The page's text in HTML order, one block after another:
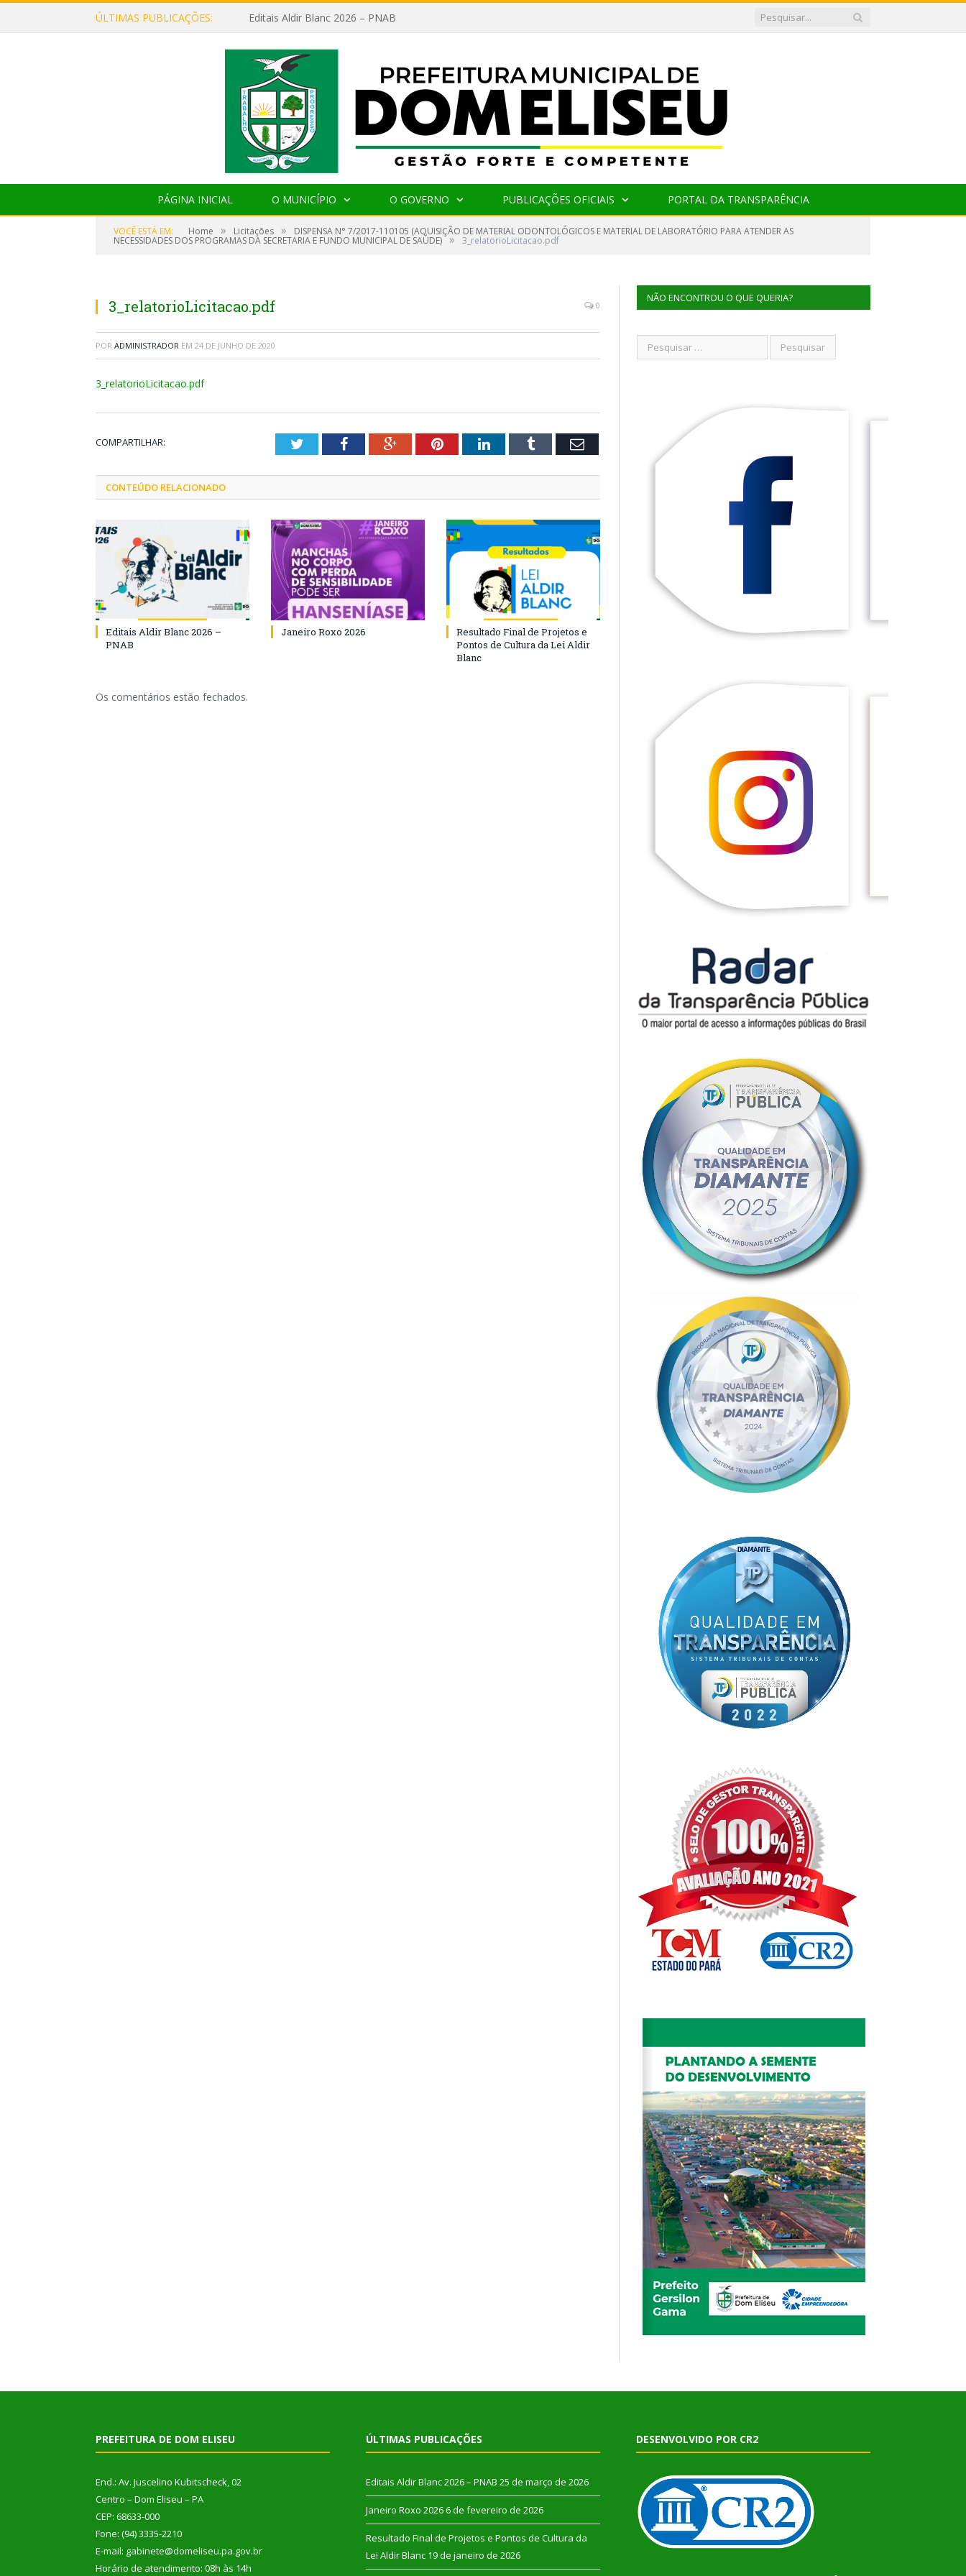
ÚLTIMAS PUBLICAÇÕES: Editais Aldir Blanc 2026 – PNAB
PÁGINA INICIAL O MUNICÍPIO O GOVERNO PUBLICAÇÕES OFICIAIS PORTAL DA TRANSPARÊNCIA
VOCÊ ESTÁ EM: Home » Licitações » DISPENSA N° 7/2017-110105 (AQUISIÇÃO DE MATERIAL ODONTOLÓGICOS E MATERIAL DE LABORATÓRIO PARA ATENDER AS
NECESSIDADES DOS PROGRAMAS DA SECRETARIA E FUNDO MUNICIPAL DE SAÚDE) » 3_relatorioLicitacao.pdf
3_relatorioLicitacao.pdf 0
POR ADMINISTRADOR EM 24 DE JUNHO DE 2020
3_relatorioLicitacao.pdf
COMPARTILHAR: TwitterFacebookGoogle+PinterestLinkedInTumblr Email
CONTEÚDO RELACIONADO
Editais Aldir Blanc 2026 –
PNAB
Janeiro Roxo 2026
Resultado Final de Projetos e
Pontos de Cultura da Lei Aldir
Blanc
Os comentários estão fechados.
NÃO ENCONTROU O QUE QUERIA?
PREFEITURA DE DOM ELISEU
End.: Av. Juscelino Kubitscheck, 02
Centro – Dom Eliseu – PA
CEP: 68633-000
Fone: (94) 3335-2210
E-mail: gabinete@domeliseu.pa.gov.br
Horário de atendimento: 08h às 14h
ÚLTIMAS PUBLICAÇÕES
Editais Aldir Blanc 2026 – PNAB 25 de março de 2026
Janeiro Roxo 2026 6 de fevereiro de 2026
Resultado Final de Projetos e Pontos de Cultura da
Lei Aldir Blanc 19 de janeiro de 2026
DESENVOLVIDO POR CR2